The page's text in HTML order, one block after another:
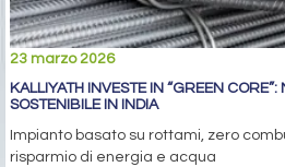
23 marzo 2026
KALLIYATH INVESTE IN “GREEN
SOSTENIBILE IN INDIA
Impianto basato su rottami, zero
risparmio di energia e acqua